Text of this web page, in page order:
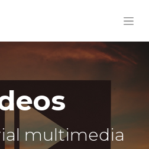
multimedia